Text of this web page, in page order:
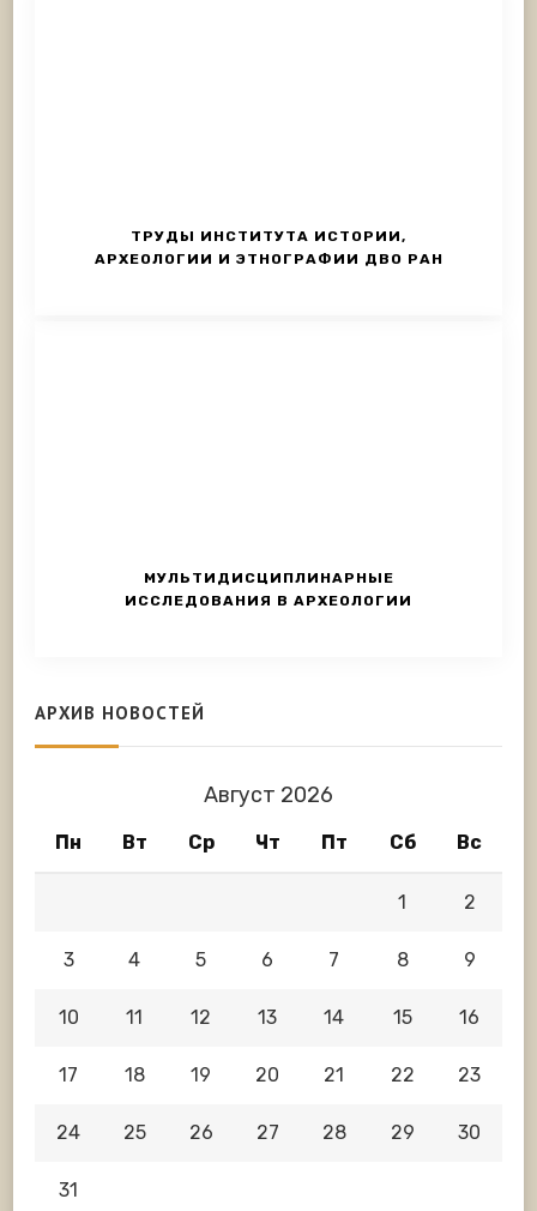
ТРУДЫ ИНСТИТУТА ИСТОРИИ,
АРХЕОЛОГИИ И ЭТНОГРАФИИ ДВО РАН
МУЛЬТИДИСЦИПЛИНАРНЫЕ
ИССЛЕДОВАНИЯ В АРХЕОЛОГИИ
АРХИВ НОВОСТЕЙ
Август 2026
Пн Вт Ср Чт Пт Сб Вс
1 2
3 4 5 6 7 8 9
10 11 12 13 14 15 16
17 18 19 20 21 22 23
24 25 26 27 28 29 30
31